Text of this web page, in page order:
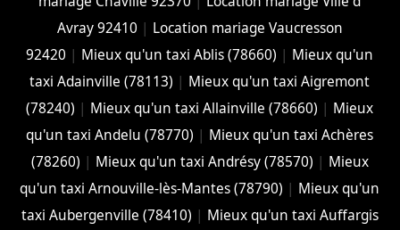
Avray 92410 | Location mariage Vaucresson
92420 | Mieux qu'un taxi Ablis (78660) | Mieux qu'un
taxi Adainville (78113) | Mieux qu'un taxi Aigremont
(78240) | Mieux qu'un taxi Allainville (78660) | Mieux
qu'un taxi Andelu (78770) | Mieux qu'un taxi Achères
(78260) | Mieux qu'un taxi Andrésy (78570) | Mieux
qu'un taxi Arnouville-lès-Mantes (78790) | Mieux qu'un
taxi Aubergenville (78410) | Mieux qu'un taxi Auffargis